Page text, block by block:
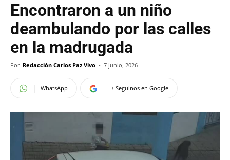
Encontraron a un niño
deambulando por las calles
en la madrugada
Por Redacción Carlos Paz Vivo - 7 junio, 2026
WhatsApp + Seguinos en Google